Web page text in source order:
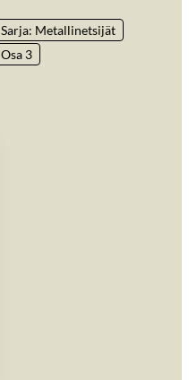
Sarja: Metallinetsijät
Osa 3